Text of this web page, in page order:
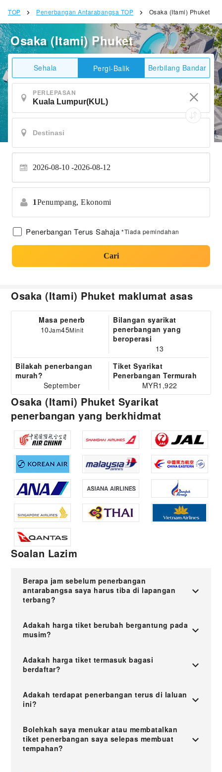
TOP Penerbangan Antarabangsa TOP Osaka (Itami) Phuket
Osaka (Itami) Phuket
Sehala Pergi-Balik Berbilang Bandar
PERLEPASAN
2026-08-10 2026-08-12
1Penumpang, Ekonomi
Penerbangan Terus Sahaja *Tiada pemindahan
Cari
Osaka (Itami) Phuket maklumat asas
Masa penerb
10Jam45Minit
Bilangan syarikat
penerbangan yang
beroperasi
13
Bilakah penerbangan
murah?
September
Tiket Syarikat
Penerbangan Termurah
MYR1,922
Osaka (Itami) Phuket Syarikat
penerbangan yang berkhidmat
Soalan Lazim
Berapa jam sebelum penerbangan
antarabangsa saya harus tiba di lapangan
terbang?
Adakah harga tiket berubah bergantung pada
musim?
Adakah harga tiket termasuk bagasi
berdaftar?
Adakah terdapat penerbangan terus di laluan
ini?
Bolehkah saya menukar atau membatalkan
tiket penerbangan saya selepas membuat
tempahan?